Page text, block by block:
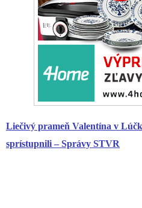
Liečivý prameň Valentína v
sprístupnili – Správy STVR